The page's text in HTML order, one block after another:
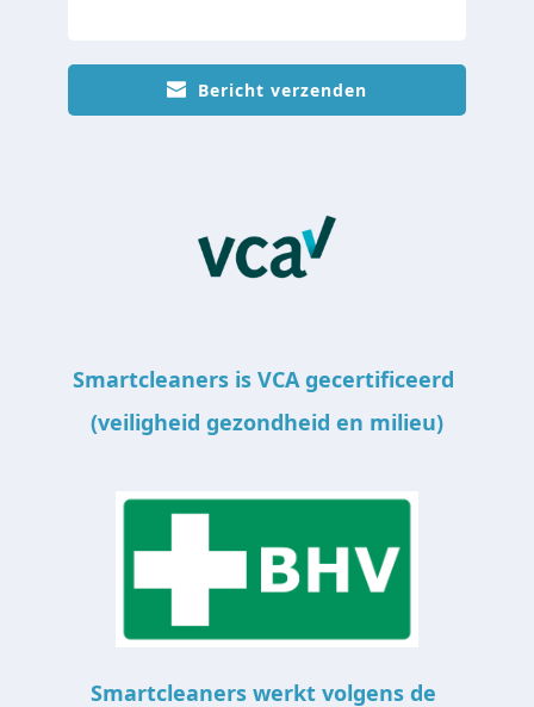
Bericht verzenden
Smartcleaners is VCA gecertificeerd
(veiligheid gezondheid en milieu)
Smartcleaners werkt volgens de